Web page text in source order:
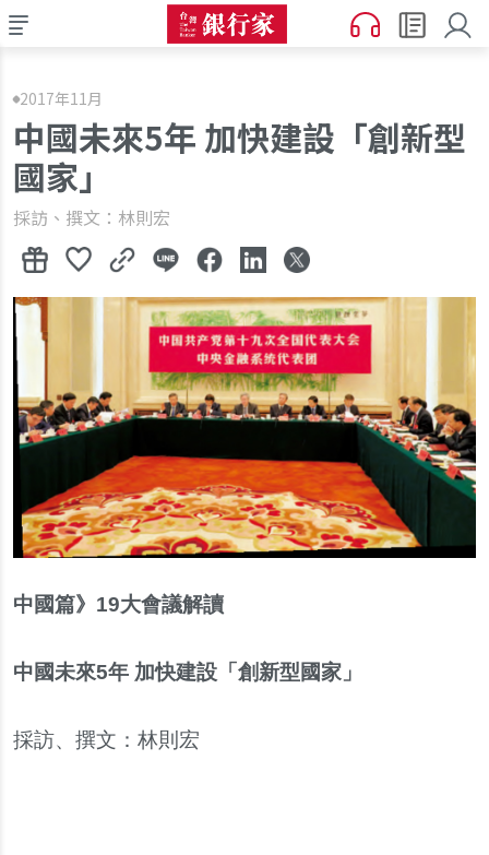
2017年11月
中國未來5年 加快建設「創新型
國家」
採訪、撰文：林則宏
中國篇》19大會議解讀
中國未來5年 加快建設「創新型國家」
採訪、撰文：林則宏